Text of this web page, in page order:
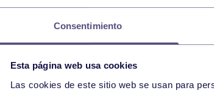
Consentimiento
Esta página web usa cookies
Las cookies de este sitio web se usan para